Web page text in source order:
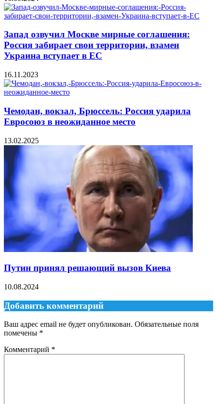
Запад озвучил Москве мирные соглашения:
Россия забирает свои территории, взамен
Укpaинa вступает в ЕС
16.11.2023
Чемодан, вокзал, Брюссель: Россия ударила
Евросоюз в неожиданное место
13.02.2025
Путин принял решающий вызов Киева
10.08.2024
Добавить комментарий
Ваш адрес email не будет опубликован. Обязательные поля
помечены *
Комментарий *